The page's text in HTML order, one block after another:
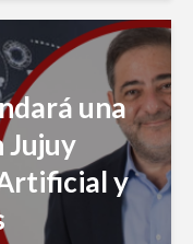
una
Jujuy
y